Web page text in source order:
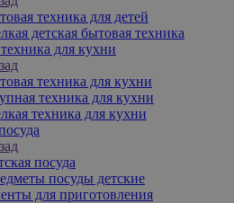
техника для детей
детская бытовая техника
для кухни
техника для кухни
техника для кухни
техника для кухни
посуда
посуды детские
для приготовления